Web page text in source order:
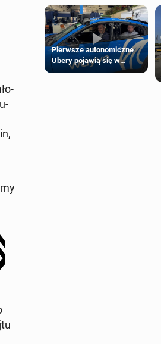
Pierwsze autonomiczne
Ubery pojawią się w
Londynie jeszcze tego